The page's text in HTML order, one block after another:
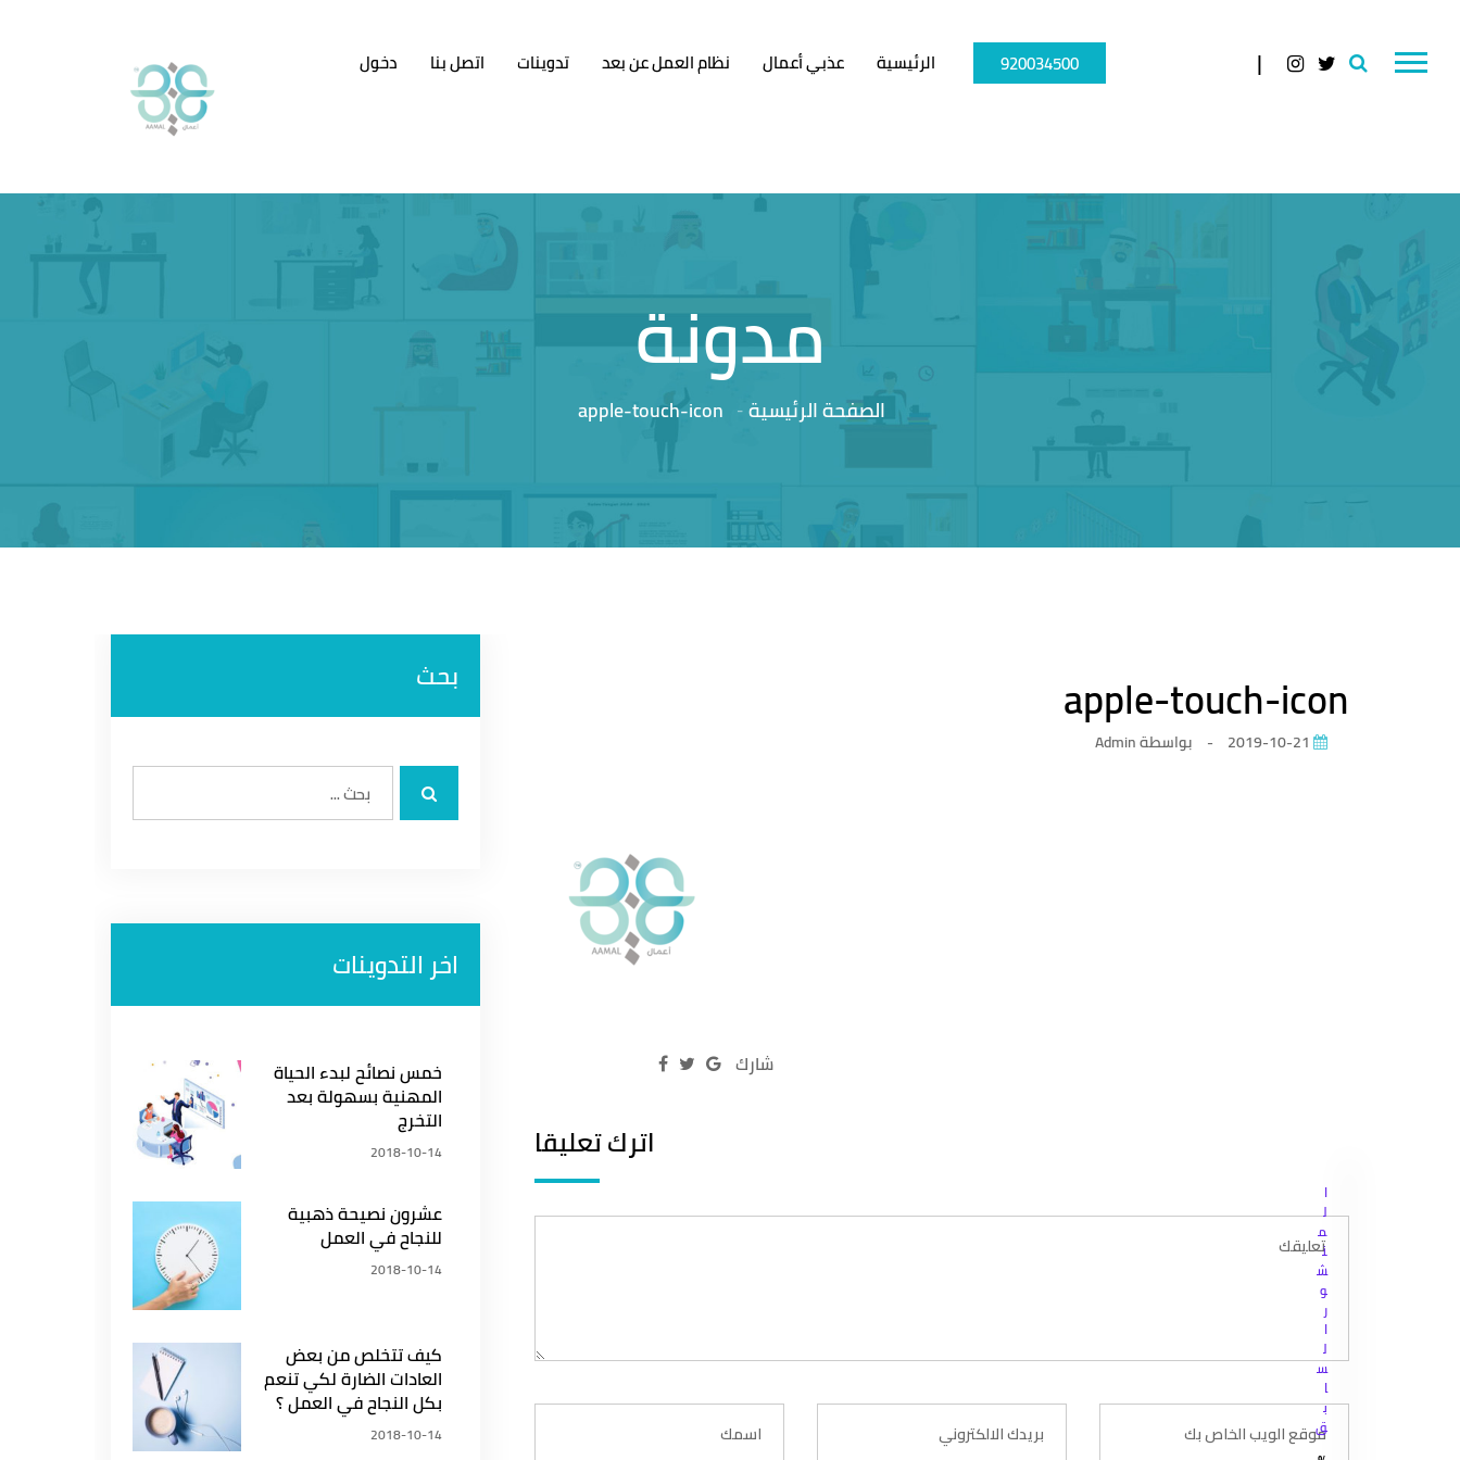
الرئيسية عذبي أعمال نظام العمل عن بعد تدوينات اتصل بنا دخول 920034500
مدونة
الصفحة الرئيسية apple-touch-icon
بحث
اخر التدوينات
خمس نصائح لبدء الحياة
المهنية بسهولة بعد
التخرج
2018-10-14
عشرون نصيحة ذهبية
للنجاح في العمل
2018-10-14
كيف تتخلص من بعض
العادات الضارة لكي تنعم
بكل النجاح في العمل ؟
2018-10-14
apple-touch-icon
- بواسطةAdmin
شارك
اترك تعليقا
ا
ل
م
ن
ش
و
ر
ا
ل
س
ا
ب
ق